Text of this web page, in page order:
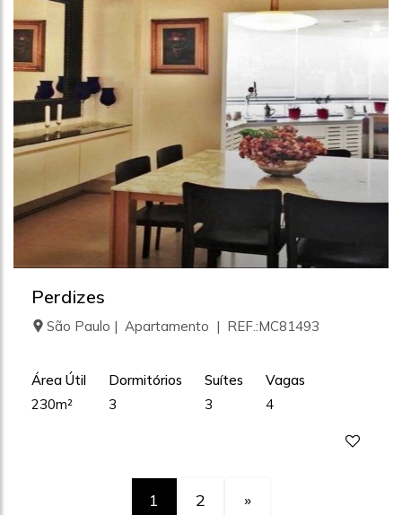
Perdizes
São Paulo | Apartamento | REF.:MC81493
Área Útil
230m²
Dormitórios
3
Suítes
3
Vagas
4
1 2 »